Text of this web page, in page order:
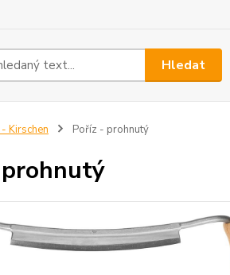
Hledat
Kirschen Poříz - prohnutý